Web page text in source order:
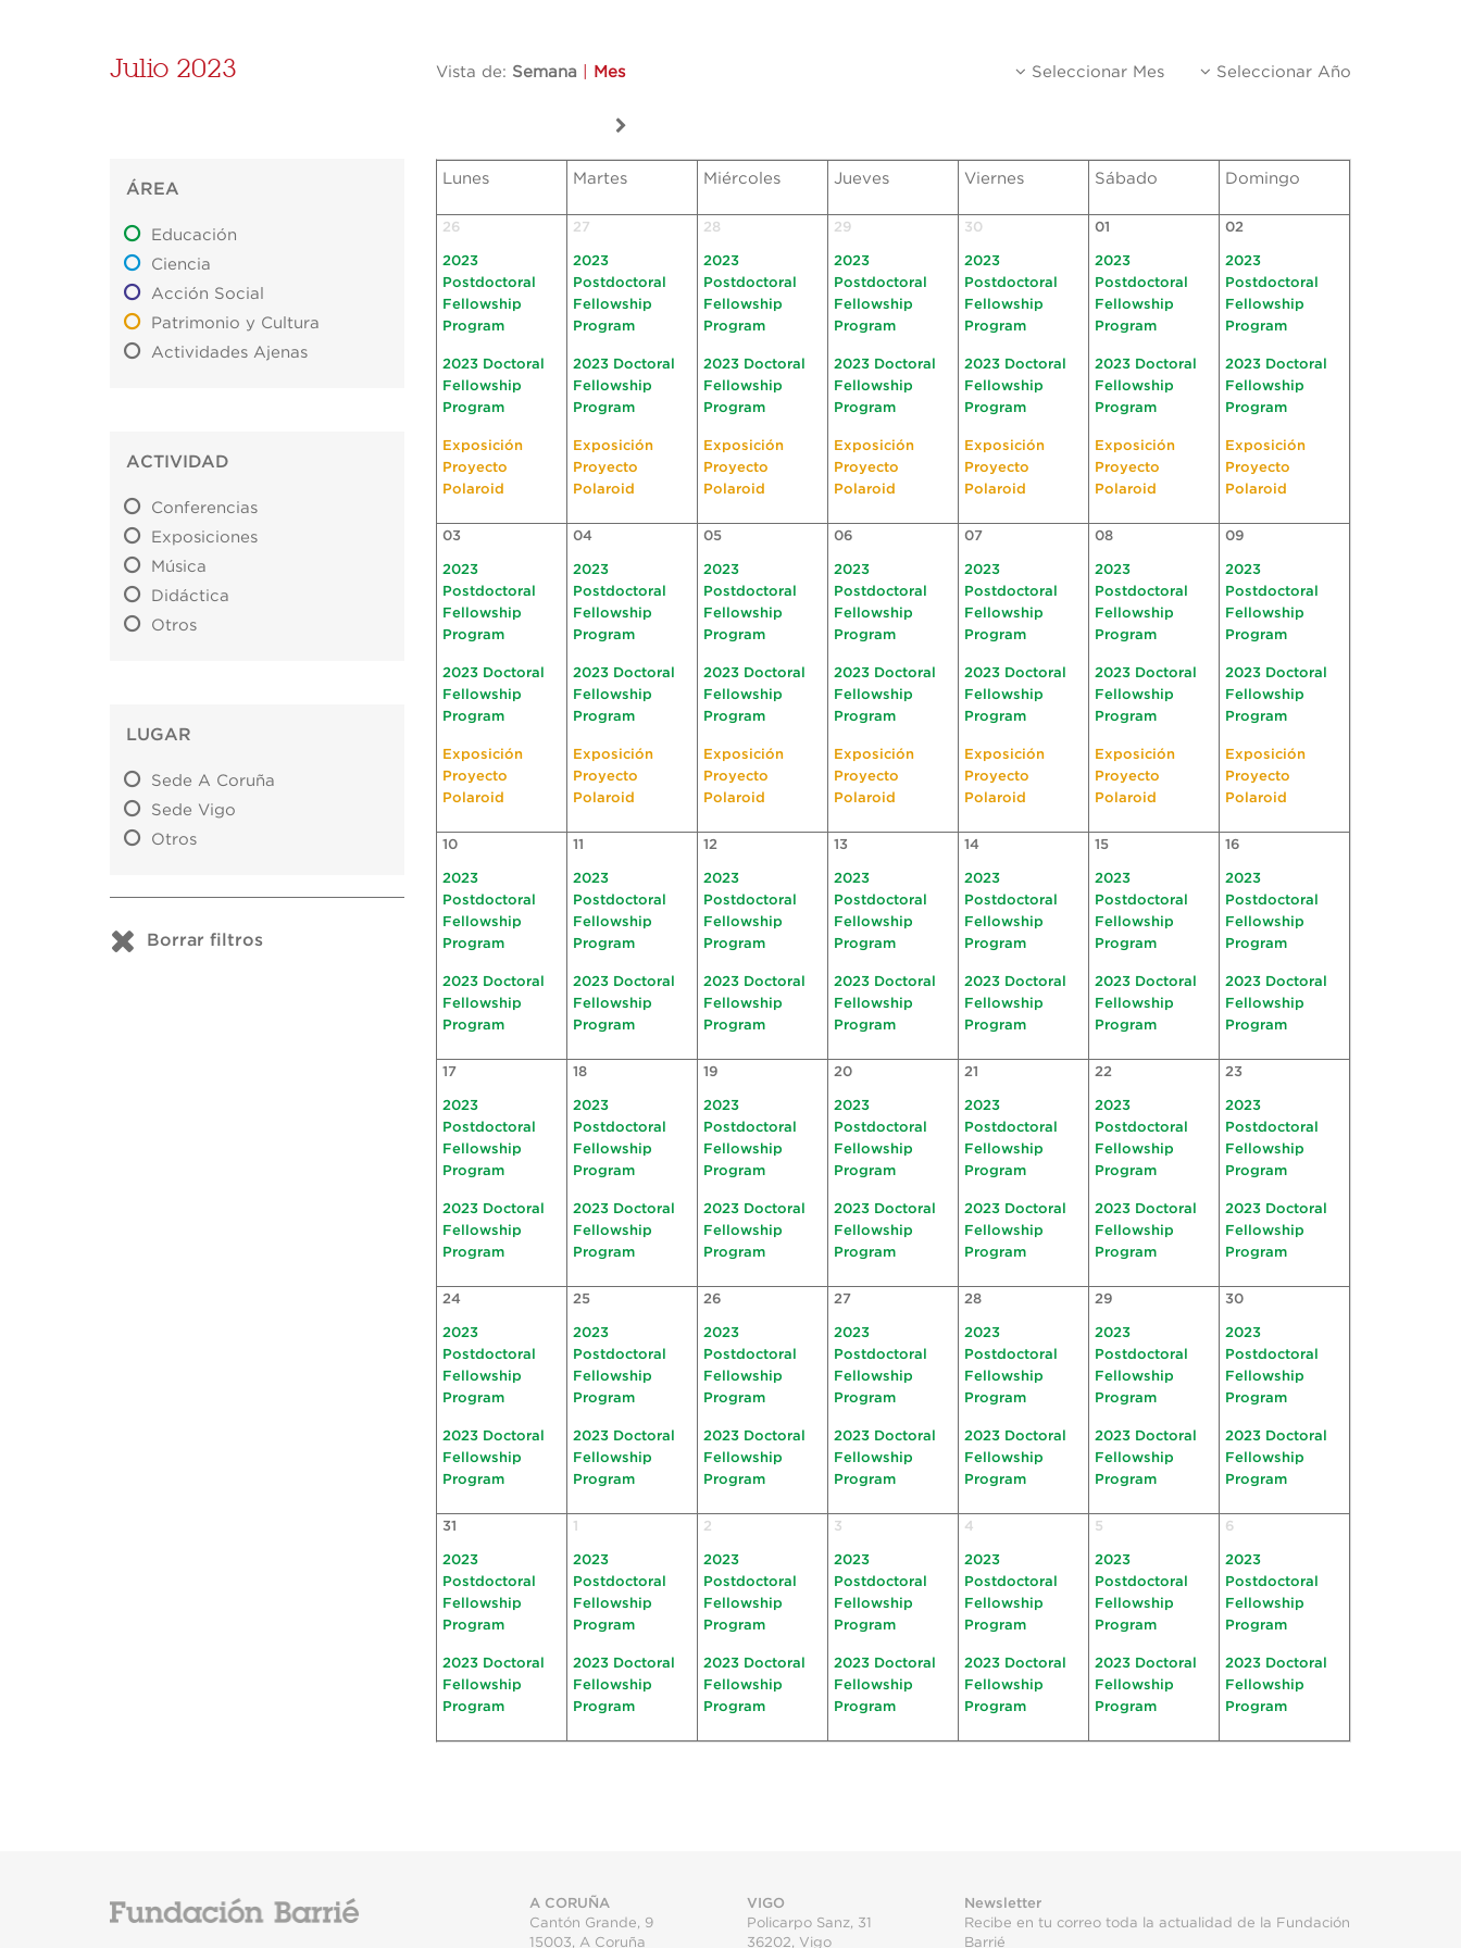
Julio 2023 Vista de: Semana Mes Seleccionar Mes Seleccionar Año
ÁREA
Educación
Ciencia
Acción Social
Patrimonio y Cultura
Actividades Ajenas
ACTIVIDAD
Conferencias
Exposiciones
Música
Didáctica
Otros
LUGAR
Sede A Coruña
Sede Vigo
Otros
Borrar filtros
Lunes Martes Miércoles Jueves Viernes Sábado Domingo
26
2023
Postdoctoral
Fellowship
Program
2023 Doctoral
Fellowship
Program
Exposición
Proyecto
Polaroid
27
2023
Postdoctoral
Fellowship
Program
2023 Doctoral
Fellowship
Program
Exposición
Proyecto
Polaroid
28
2023
Postdoctoral
Fellowship
Program
2023 Doctoral
Fellowship
Program
Exposición
Proyecto
Polaroid
29
2023
Postdoctoral
Fellowship
Program
2023 Doctoral
Fellowship
Program
Exposición
Proyecto
Polaroid
30
2023
Postdoctoral
Fellowship
Program
2023 Doctoral
Fellowship
Program
Exposición
Proyecto
Polaroid
01
2023
Postdoctoral
Fellowship
Program
2023 Doctoral
Fellowship
Program
Exposición
Proyecto
Polaroid
02
2023
Postdoctoral
Fellowship
Program
2023 Doctoral
Fellowship
Program
Exposición
Proyecto
Polaroid
03
2023
Postdoctoral
Fellowship
Program
2023 Doctoral
Fellowship
Program
Exposición
Proyecto
Polaroid
04
2023
Postdoctoral
Fellowship
Program
2023 Doctoral
Fellowship
Program
Exposición
Proyecto
Polaroid
05
2023
Postdoctoral
Fellowship
Program
2023 Doctoral
Fellowship
Program
Exposición
Proyecto
Polaroid
06
2023
Postdoctoral
Fellowship
Program
2023 Doctoral
Fellowship
Program
Exposición
Proyecto
Polaroid
07
2023
Postdoctoral
Fellowship
Program
2023 Doctoral
Fellowship
Program
Exposición
Proyecto
Polaroid
08
2023
Postdoctoral
Fellowship
Program
2023 Doctoral
Fellowship
Program
Exposición
Proyecto
Polaroid
09
2023
Postdoctoral
Fellowship
Program
2023 Doctoral
Fellowship
Program
Exposición
Proyecto
Polaroid
10
2023
Postdoctoral
Fellowship
Program
2023 Doctoral
Fellowship
Program
11
2023
Postdoctoral
Fellowship
Program
2023 Doctoral
Fellowship
Program
12
2023
Postdoctoral
Fellowship
Program
2023 Doctoral
Fellowship
Program
13
2023
Postdoctoral
Fellowship
Program
2023 Doctoral
Fellowship
Program
14
2023
Postdoctoral
Fellowship
Program
2023 Doctoral
Fellowship
Program
15
2023
Postdoctoral
Fellowship
Program
2023 Doctoral
Fellowship
Program
16
2023
Postdoctoral
Fellowship
Program
2023 Doctoral
Fellowship
Program
17
2023
Postdoctoral
Fellowship
Program
2023 Doctoral
Fellowship
Program
18
2023
Postdoctoral
Fellowship
Program
2023 Doctoral
Fellowship
Program
19
2023
Postdoctoral
Fellowship
Program
2023 Doctoral
Fellowship
Program
20
2023
Postdoctoral
Fellowship
Program
2023 Doctoral
Fellowship
Program
21
2023
Postdoctoral
Fellowship
Program
2023 Doctoral
Fellowship
Program
22
2023
Postdoctoral
Fellowship
Program
2023 Doctoral
Fellowship
Program
23
2023
Postdoctoral
Fellowship
Program
2023 Doctoral
Fellowship
Program
24
2023
Postdoctoral
Fellowship
Program
2023 Doctoral
Fellowship
Program
25
2023
Postdoctoral
Fellowship
Program
2023 Doctoral
Fellowship
Program
26
2023
Postdoctoral
Fellowship
Program
2023 Doctoral
Fellowship
Program
27
2023
Postdoctoral
Fellowship
Program
2023 Doctoral
Fellowship
Program
28
2023
Postdoctoral
Fellowship
Program
2023 Doctoral
Fellowship
Program
29
2023
Postdoctoral
Fellowship
Program
2023 Doctoral
Fellowship
Program
30
2023
Postdoctoral
Fellowship
Program
2023 Doctoral
Fellowship
Program
31
2023
Postdoctoral
Fellowship
Program
2023 Doctoral
Fellowship
Program
1
2023
Postdoctoral
Fellowship
Program
2023 Doctoral
Fellowship
Program
2
2023
Postdoctoral
Fellowship
Program
2023 Doctoral
Fellowship
Program
3
2023
Postdoctoral
Fellowship
Program
2023 Doctoral
Fellowship
Program
4
2023
Postdoctoral
Fellowship
Program
2023 Doctoral
Fellowship
Program
5
2023
Postdoctoral
Fellowship
Program
2023 Doctoral
Fellowship
Program
6
2023
Postdoctoral
Fellowship
Program
2023 Doctoral
Fellowship
Program
A CORUÑA
Cantón Grande, 9
15003, A Coruña
VIGO
Policarpo Sanz, 31
36202, Vigo
Newsletter
Recibe en tu correo toda la actualidad de la Fundación
Barrié